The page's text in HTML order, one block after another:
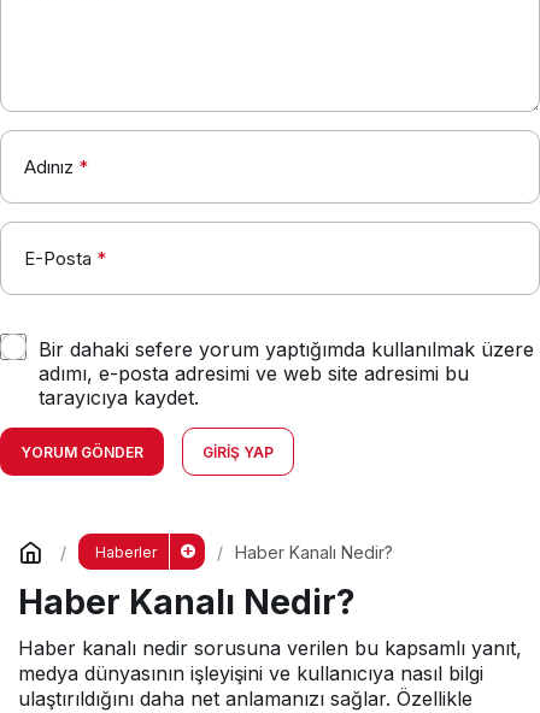
Adınız *
E-Posta *
Bir dahaki sefere yorum yaptığımda kullanılmak üzere
adımı, e-posta adresimi ve web site adresimi bu
tarayıcıya kaydet.
YORUM GÖNDER GIRIŞ YAP
Haberler Haber Kanalı Nedir?
Haber Kanalı Nedir?
Haber kanalı nedir sorusuna verilen bu kapsamlı yanıt,
medya dünyasının işleyişini ve kullanıcıya nasıl bilgi
ulaştırıldığını daha net anlamanızı sağlar. Özellikle